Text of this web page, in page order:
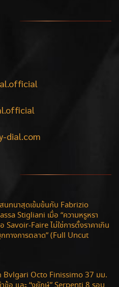
dial.com
นทนาสุดเข้มข้นกับ Fabrizio
Stigliani เมื่อ “ความหรูหรา
Savoir-Faire ไม่ใช่การตั้งราคาเกิน
ทางการตลาด” (Full Uncut
Bvlgari Octo Finissimo 37 มม.